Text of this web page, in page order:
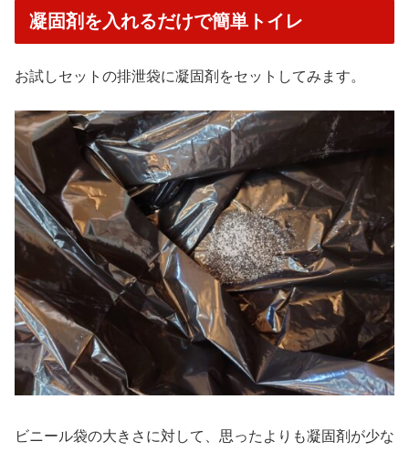
凝固剤を入れるだけで簡単トイレ
お試しセットの排泄袋に凝固剤をセットしてみます。
ビニール袋の大きさに対して、思ったよりも凝固剤が少な